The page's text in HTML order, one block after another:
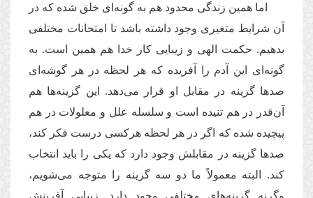
اما همین زندگی محدود هم به گونه‌ای خلق شده که در
آن شرایط متغیری وجود داشته باشد تا ‌امتحانات مختلفی
بدهیم. حکمت الهی و زیبایی کار خدا هم همین است. به
گونه‌ای این آدم را آفریده که هر لحظه در هر گوشه‌ای
صدها گزینه در مقابل او قرار می‌دهد. این گزینه‌ها هم
آن‌قدر در هم تنیده است و سلسله علل و معلولات در هم
پیچیده شده که اگر در هر لحظه هرکسی درست فکر کند،
صدها گزینه در مقابلش وجود دارد که یکی را باید انتخاب
کند. البته معمولاً ما دو سه گزینه را متوجه می‌شویم،
وگرنه گزینه‌های مختلفی وجود دارد. زیبایی آفرینش